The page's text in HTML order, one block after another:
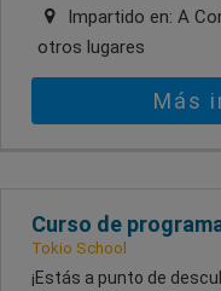
Impartido en: A
otros lugares
Más
Curso de
Tokio School
¡Estás a punto de